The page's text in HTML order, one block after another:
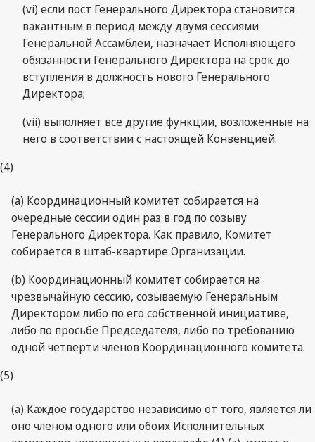
(vi) если пост Генерального Директора становится
вакантным в период между двумя сессиями
Генеральной Ассамблеи, назначает Исполняющего
обязанности Генерального Директора на срок до
вступления в должность нового Генерального
Директора;
(vii) выполняет все другие функции, возложенные на
него в соответствии с настоящей Конвенцией.
(4)
(a) Координационный комитет собирается на
очередные сессии один раз в год по созыву
Генерального Директора. Как правило, Комитет
собирается в штаб-квартире Организации.
(b) Координационный комитет собирается на
чрезвычайную сессию, созываемую Генеральным
Директором либо по его собственной инициативе,
либо по просьбе Председателя, либо по требованию
одной четверти членов Координационного комитета.
(5)
(a) Каждое государство независимо от того, является ли
оно членом одного или обоих Исполнительных